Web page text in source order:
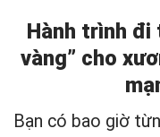
Hành trình đi
vàng” cho
Bạn có bao giờ